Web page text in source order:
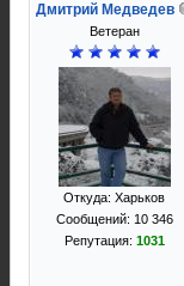
Дмитрий Медведев
Ветеран
Откуда: Харьков
Сообщений: 10 346
Репутация: 1031